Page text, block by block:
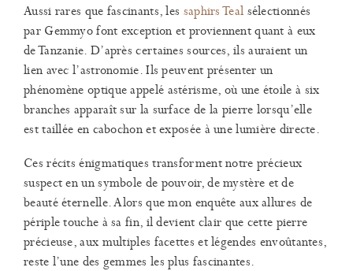
Aussi rares que fascinants, les saphirs Teal sélectionnés
par Gemmyo font exception et proviennent quant à eux
de Tanzanie. D’après certaines sources, ils auraient un
lien avec l’astronomie. Ils peuvent présenter un
phénomène optique appelé astérisme, où une étoile à six
branches apparaît sur la surface de la pierre lorsqu’elle
est taillée en cabochon et exposée à une lumière directe.
Ces récits énigmatiques transforment notre précieux
suspect en un symbole de pouvoir, de mystère et de
beauté éternelle. Alors que mon enquête aux allures de
périple touche à sa fin, il devient clair que cette pierre
précieuse, aux multiples facettes et légendes envoûtantes,
reste l’une des gemmes les plus fascinantes.